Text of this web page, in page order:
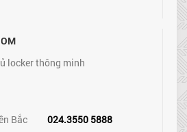
locker thông minh
Bắc
024.3550 5888